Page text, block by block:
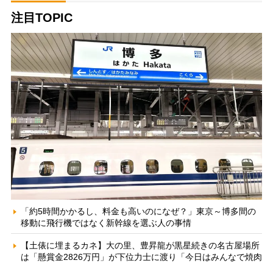
注目TOPIC
「約5時間かかるし、料金も高いのになぜ？」東京～博多間の
移動に飛行機ではなく新幹線を選ぶ人の事情
【土俵に埋まるカネ】大の里、豊昇龍が黒星続きの名古屋場所
は「懸賞金2826万円」が下位力士に渡り「今日はみんなで焼肉